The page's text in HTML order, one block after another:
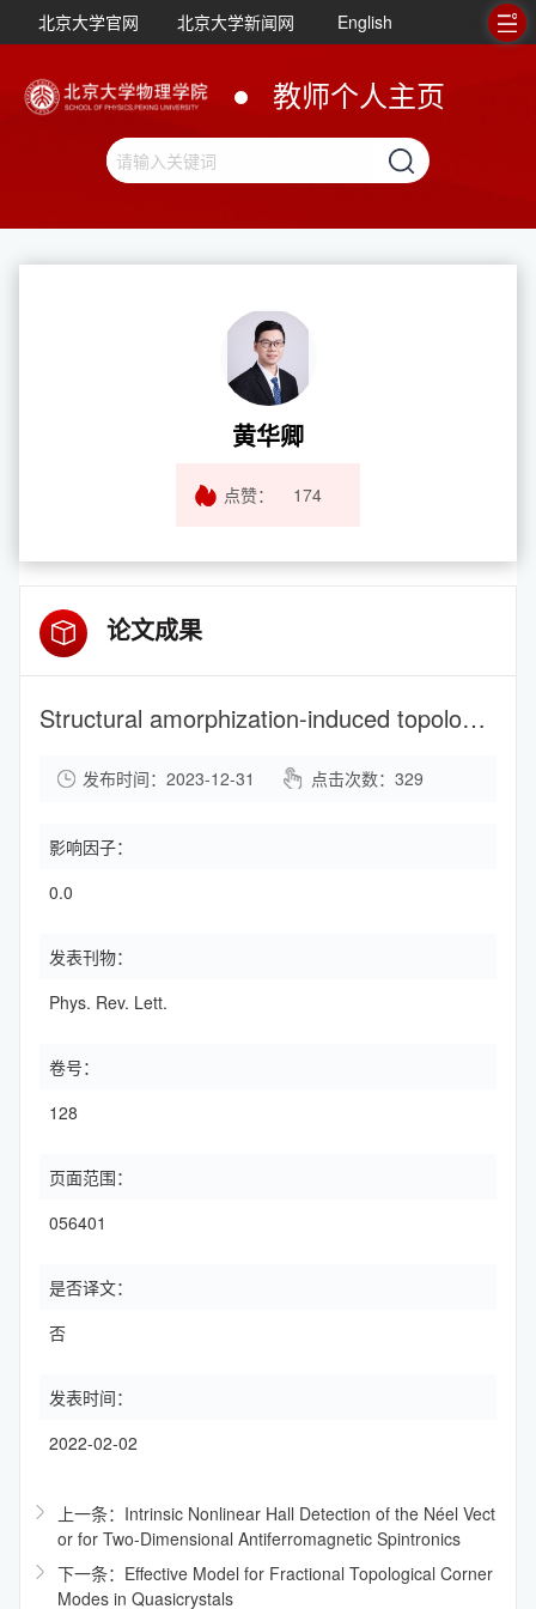
北京大学官网 北京大学新闻网 English
教师个人主页
黄华卿
点赞： 174
论文成果
Structural amorphization-induced topological order
发布时间：2023-12-31 点击次数： 329
影响因子：
0.0
发表刊物：
Phys. Rev. Lett.
卷号：
128
页面范围：
056401
是否译文：
否
发表时间：
2022-02-02
上一条：Intrinsic Nonlinear Hall Detection of the Néel Vect
or for Two-Dimensional Antiferromagnetic Spintronics
下一条：Effective Model for Fractional Topological Corner
Modes in Quasicrystals